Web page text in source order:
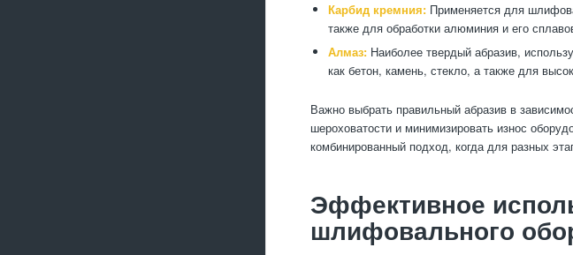
Карбид кремния: Применяется для
также для обработки алюминия и его
Алмаз: Наиболее твердый абразив,
как бетон, камень, стекло, а также для
Важно выбрать правильный абразив в
шероховатости и минимизировать износ
комбинированный подход, когда для разных
Эффективное
шлифовального